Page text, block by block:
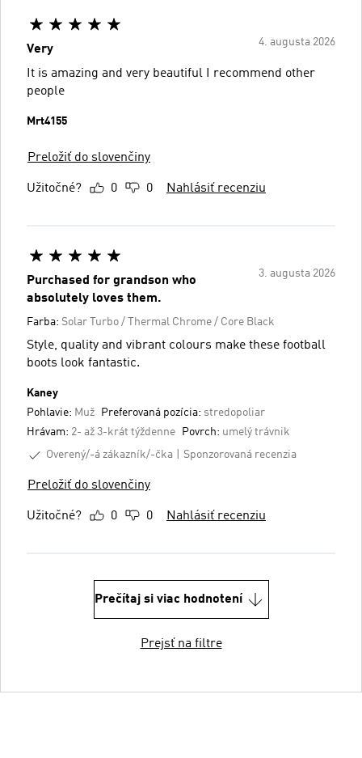
4. augusta 2026
Very
It is amazing and very beautiful I recommend other
people
Mrt4155
Preložiť do slovenčiny
Užitočné? 0 0 Nahlásiť recenziu
3. augusta 2026
Purchased for grandson who
absolutely loves them.
Farba: Solar Turbo / Thermal Chrome / Core Black
Style, quality and vibrant colours make these football
boots look fantastic.
Kaney
Pohlavie: Muž Preferovaná pozícia: stredopoliar
Hrávam: 2- až 3-krát týždenne Povrch: umelý trávnik
Overený/-á zákazník/-čka
Sponzorovaná recenzia
Preložiť do slovenčiny
Užitočné? 0 0 Nahlásiť recenziu
Prečítaj si viac hodnotení
Prejsť na filtre